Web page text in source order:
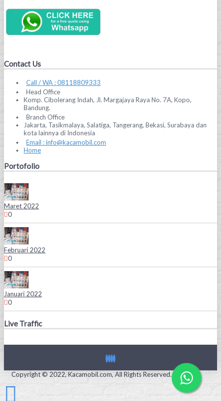
Contact Us
Call / WA : 08118809333
Head Office
Komp. Cibolerang Indah, Jl. Margajaya Raya No. 7A, Kopo,
Bandung.
Branch Office
Jakarta, Tasikmalaya, Salatiga, Tangerang, Bekasi, Surabaya dan
kota lainnya di Indonesia
Email : info@kacamobil.com
Home
Portofolio
Maret 2022
0
Februari 2022
0
Januari 2022
0
Live Traffic
Copyright © 2022, Kacamobil.com, All Rights Reserved.